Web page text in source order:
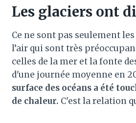
Les glaciers ont
Ce ne sont pas seulement
l’air qui sont très
celles de la mer et la fonte
d'une journée moyenne en
surface des océans a été
de chaleur. C'est la relation